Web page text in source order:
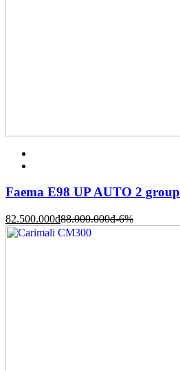
Faema E98 UP AUTO 2 group
82.500.000đ88.000.000đ-6%